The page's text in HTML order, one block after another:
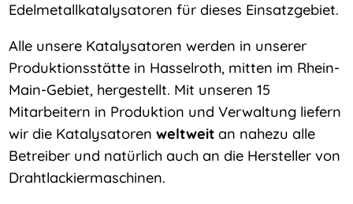
Edelmetallkatalysatoren für dieses Einsatzgebiet.
Alle unsere Katalysatoren werden in unserer
Produktionsstätte in Hasselroth, mitten im Rhein-
Main-Gebiet, hergestellt. Mit unseren 15
Mitarbeitern in Produktion und Verwaltung liefern
wir die Katalysatorenweltweit an nahezu alle
Betreiber und natürlich auch an die Hersteller von
Drahtlackiermaschinen.